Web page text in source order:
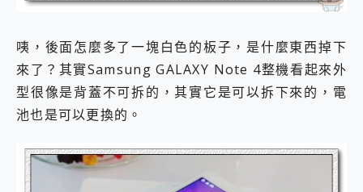
咦，後面怎麼多了一塊白色的板子，是什麼東西掉下
來了？其實Samsung GALAXY Note 4整機看起來外
型很像是背蓋不可拆的，其實它是可以拆下來的，電
池也是可以更換的。